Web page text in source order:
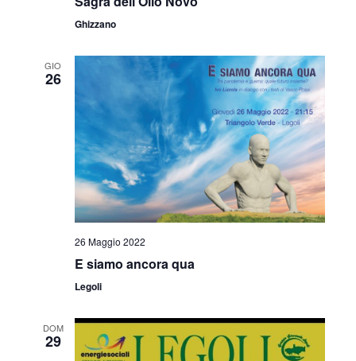
Ghizzano
GIO
26
26 Maggio 2022
E siamo ancora qua
Legoli
DOM
29